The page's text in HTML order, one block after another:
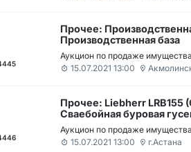
Прочее:
Производственная база
Аукцион по продаже
15.07.2021 13:00
Прочее: Liebherr LRB155
Сваебойная буровая
Аукцион по продаже
15.07.2021 13:00
г.Астана